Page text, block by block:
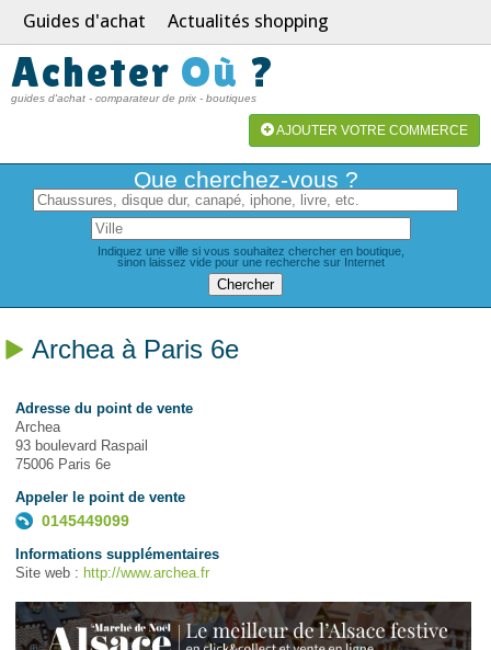
Guides d'achat Actualités shopping
Acheter Où ?
guides d'achat - comparateur de prix - boutiques
AJOUTER VOTRE COMMERCE
Que cherchez-vous ?
Indiquez une ville si vous souhaitez chercher en boutique,
sinon laissez vide pour une recherche sur Internet
Archea à Paris 6e
Adresse du point de vente
Archea
93 boulevard Raspail
75006 Paris 6e
Appeler le point de vente
0145449099
Informations supplémentaires
Site web : http://www.archea.fr